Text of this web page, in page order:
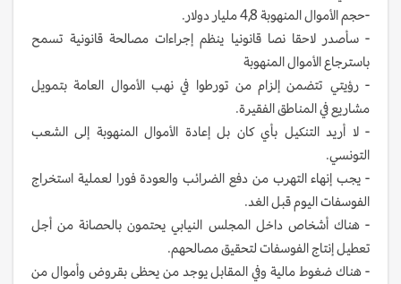
-حجم الأموال المنهوبة 4,8 مليار دولار.
- سأصدر لاحقا نصا قانونيا ينظم إجراءات مصالحة قانونية تسمح
باسترجاع الأموال المنهوبة
- رؤيتي تتضمن إلزام من تورطوا في نهب الأموال العامة بتمويل
مشاريع في المناطق الفقيرة.
- لا أريد التنكيل بأي كان بل إعادة الأموال المنهوبة إلى الشعب
التونسي.
- يجب إنهاء التهرب من دفع الضرائب والعودة فورا لعملية استخراج
الفوسفات اليوم قبل الغد.
- هناك أشخاص داخل المجلس النيابي يحتمون بالحصانة من أجل
تعطيل إنتاج الفوسفات لتحقيق مصالحهم.
- هناك ضغوط مالية وفي المقابل يوجد من يحظى بقروض وأموال من